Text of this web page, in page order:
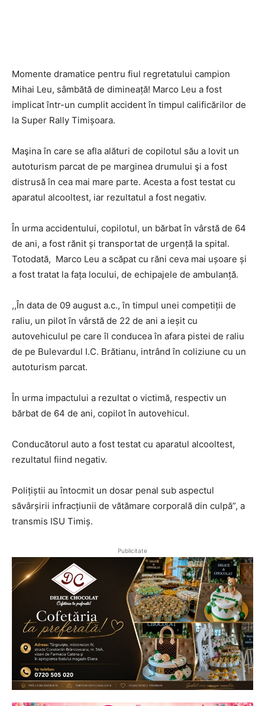
Momente dramatice pentru fiul regretatului campion
Mihai Leu, sâmbătă de dimineață! Marco Leu a fost
implicat într-un cumplit accident în timpul calificărilor de
la Super Rally Timișoara.
Maşina în care se afla alături de copilotul său a lovit un
autoturism parcat de pe marginea drumului şi a fost
distrusă în cea mai mare parte. Acesta a fost testat cu
aparatul alcooltest, iar rezultatul a fost negativ.
În urma accidentului, copilotul, un bărbat în vârstă de 64
de ani, a fost rănit și transportat de urgență la spital.
Totodată, Marco Leu a scăpat cu răni ceva mai ușoare și
a fost tratat la fața locului, de echipajele de ambulanță.
,,În data de 09 august a.c., în timpul unei competiții de
raliu, un pilot în vârstă de 22 de ani a ieșit cu
autovehiculul pe care îl conducea în afara pistei de raliu
de pe Bulevardul I.C. Brătianu, intrând în coliziune cu un
autoturism parcat.
În urma impactului a rezultat o victimă, respectiv un
bărbat de 64 de ani, copilot în autovehicul.
Conducătorul auto a fost testat cu aparatul alcooltest,
rezultatul fiind negativ.
Polițiștii au întocmit un dosar penal sub aspectul
săvârșirii infracțiunii de vătămare corporală din culpă”, a
transmis ISU Timiș.
Publicitate